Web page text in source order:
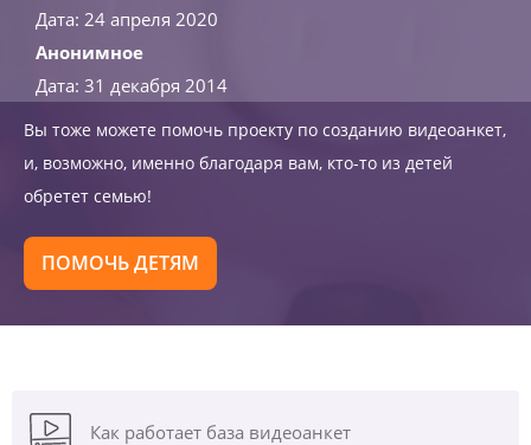
Дата: 24 апреля 2020
Анонимное
Дата: 31 декабря 2014
Вы тоже можете помочь проекту по созданию видеоанкет,
и, возможно, именно благодаря вам, кто-то из детей
обретет семью!
ПОМОЧЬ ДЕТЯМ
Как работает база видеоанкет